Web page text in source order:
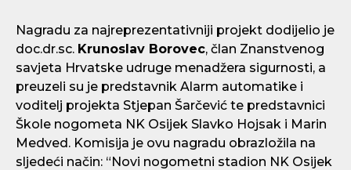
Nagradu za najreprezentativniji projekt dodijelio je
doc.dr.sc. Krunoslav Borovec, član Znanstvenog
savjeta Hrvatske udruge menadžera sigurnosti, a
preuzeli su je predstavnik Alarm automatike i
voditelj projekta Stjepan Šarčević te predstavnici
Škole nogometa NK Osijek Slavko Hojsak i Marin
Medved. Komisija je ovu nagradu obrazložila na
sljedeći način: “Novi nogometni stadion NK Osijek